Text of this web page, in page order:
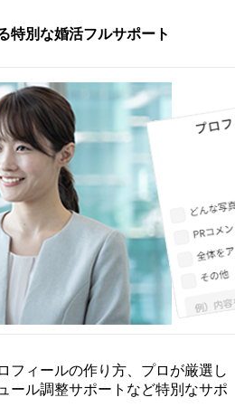
特別な婚活フルサポート
フィールの作り方、プロが厳選し
ール調整サポートなど特別なサポ